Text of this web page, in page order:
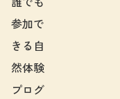
参加で
きる自
然体験
プログ